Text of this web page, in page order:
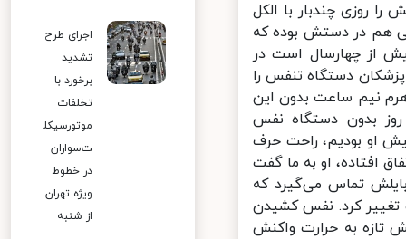
روزی چندبار با الکل
هم در دستش بوده که
از چهارسال است در
دستگاه تنفس را
نیم ساعت بدون این
بدون دستگاه نفس
او بودیم، راحت حرف
او به ما گفت
تماس می‌‏گیرد که
کرد. نفس کشیدن
تازه به حرارت واکنش
اجرای طرح
تشدید
برخورد با
تخلفات
موتورسیکل
ت‌سواران
در خطوط
ویژه تهران
از شنبه